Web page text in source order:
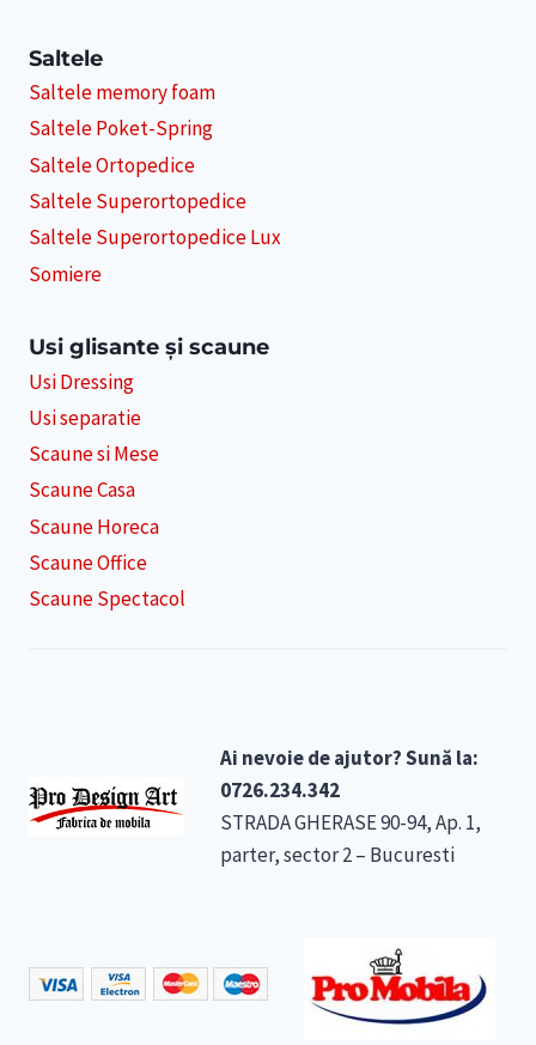
Saltele
Saltele memory foam
Saltele Poket-Spring
Saltele Ortopedice
Saltele Superortopedice
Saltele Superortopedice Lux
Somiere
Usi glisante și scaune
Usi Dressing
Usi separatie
Scaune si Mese
Scaune Casa
Scaune Horeca
Scaune Office
Scaune Spectacol
Ai nevoie de ajutor? Sună la:
0726.234.342
STRADA GHERASE 90-94, Ap. 1,
parter, sector 2 – Bucuresti